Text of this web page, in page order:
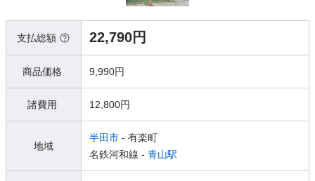
支払総額 22,790円
商品価格 9,990円
諸費用 12,800円
地域
半田市 - 有楽町
名鉄河和線 - 青山駅